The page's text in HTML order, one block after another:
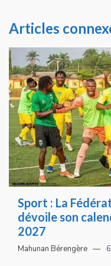
Articles
Sport : La
dévoile son
2027
Mahunan Bérengère